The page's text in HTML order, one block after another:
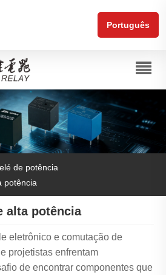
Português
de potência
potência
alta potência
eletrônico e comutação de
projetistas enfrentam
de encontrar componentes que